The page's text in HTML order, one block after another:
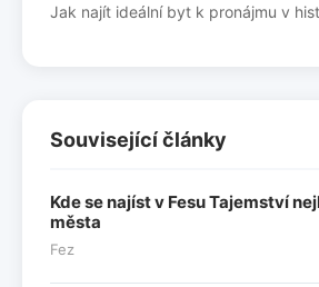
Jak najít ideální byt k pronájmu v
Související články
Kde se najíst v Fesu Tajemství
města
Fez